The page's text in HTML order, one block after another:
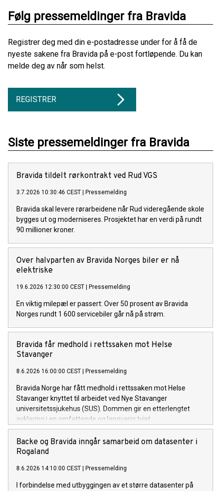
Følg pressemeldinger fra Bravida
Registrer deg med din e-postadresse under for å få de
nyeste sakene fra Bravida på e-post fortløpende. Du kan
melde deg av når som helst.
REGISTRER
Siste pressemeldinger fra Bravida
Bravida tildelt rørkontrakt ved Rud VGS
3.7.2026 10:30:46 CEST Pressemelding
Bravida skal levere rørarbeidene når Rud videregående skole
bygges ut og moderniseres. Prosjektet har en verdi på rundt
90 millioner kroner.
Over halvparten av Bravida Norges biler er nå
elektriske
19.6.2026 12:30:00 CEST Pressemelding
En viktig milepæl er passert: Over 50 prosent av Bravida
Norges rundt 1 600 servicebiler går nå på strøm.
Bravida får medhold i rettssaken mot Helse
Stavanger
8.6.2026 16:00:00 CEST Pressemelding
Bravida Norge har fått medhold i rettssaken mot Helse
Stavanger knyttet til arbeidet ved Nye Stavanger
universitetssjukehus (SUS). Dommen gir en etterlengtet
avklaring i en omfattende og langvarig tvist.
Backe og Bravida inngår samarbeid om datasenter i
Rogaland
8.6.2026 14:10:00 CEST Pressemelding
I forbindelse med utbyggingen av et større datasenter på